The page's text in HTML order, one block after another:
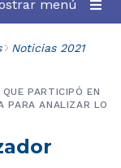
menú
Noticias 2021
PARTICIPÓ EN
PARA ANALIZAR LO